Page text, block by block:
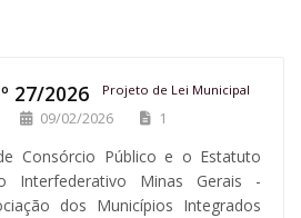
27/2026 Projeto de Lei Municipal
09/02/2026 1
Consórcio Público e o Estatuto
Interfederativo Minas Gerais -
dos Municípios Integrados